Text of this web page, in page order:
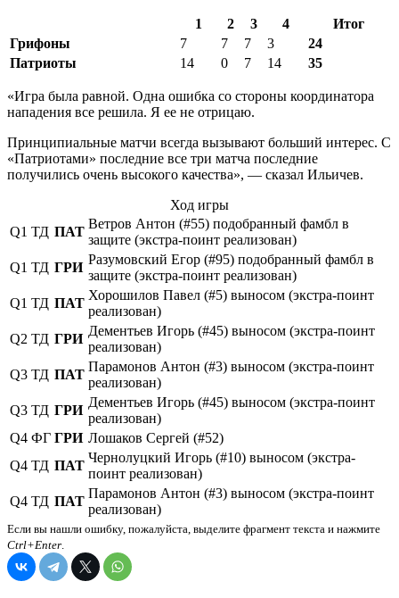
1 2 3 4
Итог
Грифоны
7 7 7 3
24
Патриоты
14 0 7 14 35
«Игра была равной. Одна ошибка со стороны координатора
нападения все решила. Я ее не отрицаю.
Принципиальные матчи всегда вызывают больший интерес. С
«Патриотами» последние все три матча последние
получились очень высокого качества», — сказал Ильичев.
Ход игры
Q1 ТД ПАТ
Ветров Антон (#55) подобранный фамбл в
защите (экстра-поинт реализован)
Q1 ТД ГРИ
Разумовский Егор (#95) подобранный фамбл в
защите (экстра-поинт реализован)
Q1 ТД ПАТ
Хорошилов Павел (#5) выносом (экстра-поинт
реализован)
Q2 ТД ГРИ
Дементьев Игорь (#45) выносом (экстра-поинт
реализован)
Q3 ТД ПАТ
Парамонов Антон (#3) выносом (экстра-поинт
реализован)
Q3 ТД ГРИ
Дементьев Игорь (#45) выносом (экстра-поинт
реализован)
Q4 ФГ ГРИ Лошаков Сергей (#52)
Q4 ТД ПАТ
Чернолуцкий Игорь (#10) выносом (экстра-
поинт реализован)
Q4 ТД ПАТ
Парамонов Антон (#3) выносом (экстра-поинт
реализован)
Если вы нашли ошибку, пожалуйста, выделите фрагмент текста и нажмите
Ctrl+Enter.